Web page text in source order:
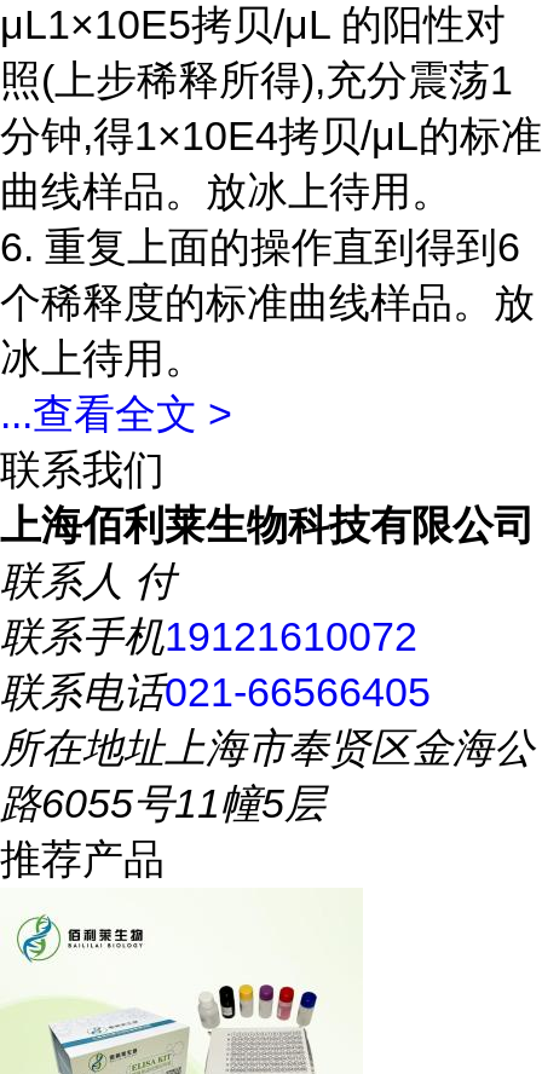
μL1×10E5拷贝/μL 的阳性对
照(上步稀释所得),充分震荡1
分钟,得1×10E4拷贝/μL的标准
曲线样品。放冰上待用。
6. 重复上面的操作直到得到6
个稀释度的标准曲线样品。放
冰上待用。
...查看全文 >
联系我们
上海佰利莱生物科技有限公司
联系人 付
联系手机19121610072
联系电话021-66566405
所在地址上海市奉贤区金海公
路6055号11幢5层
推荐产品